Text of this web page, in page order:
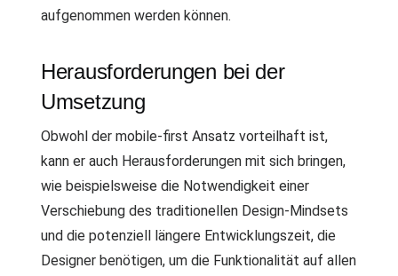
aufgenommen werden können.
Herausforderungen bei der
Umsetzung
Obwohl der mobile-first Ansatz vorteilhaft ist,
kann er auch Herausforderungen mit sich bringen,
wie beispielsweise die Notwendigkeit einer
Verschiebung des traditionellen Design-Mindsets
und die potenziell längere Entwicklungszeit, die
Designer benötigen, um die Funktionalität auf allen